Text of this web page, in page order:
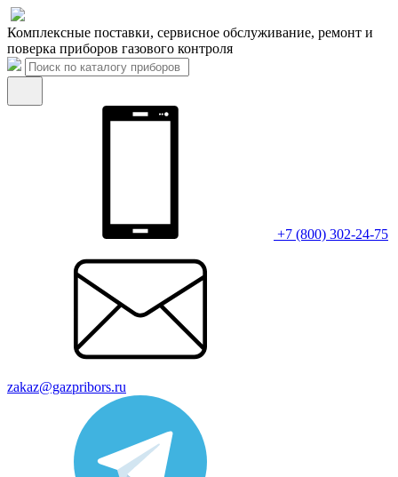
Комплексные поставки, сервисное обслуживание, ремонт и
поверка приборов газового контроля
+7 (800) 302-24-75
zakaz@gazpribors.ru